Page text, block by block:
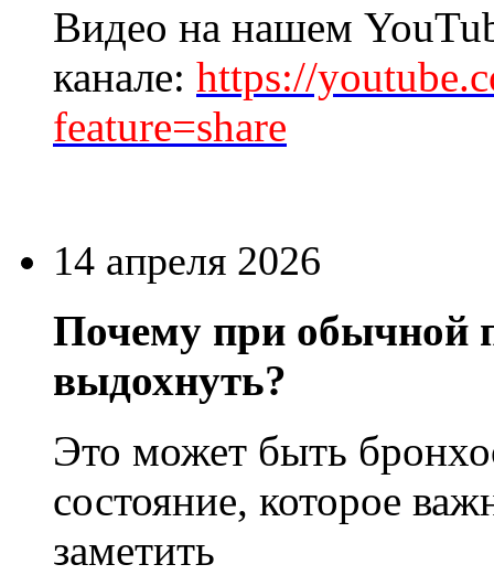
Видео на нашем
канале: https://
feature=share
14 апреля 2026
Почему при обычной
выдохнуть?
Это может быть
состояние, которое
заметить